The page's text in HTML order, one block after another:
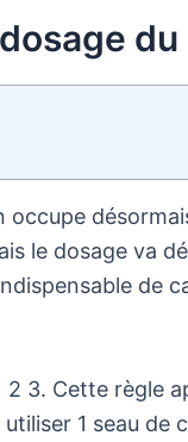
du
le dosage va
de
3. Cette règle
1 seau de